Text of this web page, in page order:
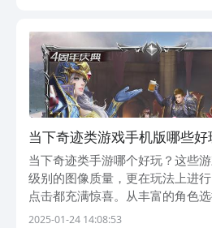
当下奇迹类游戏手机版哪些
奇迹类手游盘点
当下奇迹类手游哪个好玩？这些
级别的图像质量，更在玩法上进
点击都充满惊喜。从丰富的角色
式，每一款奇迹手游都承诺带来一
2025-01-24 14:08:53